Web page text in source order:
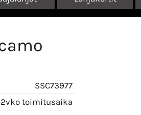
SSC73977
toimitusaika